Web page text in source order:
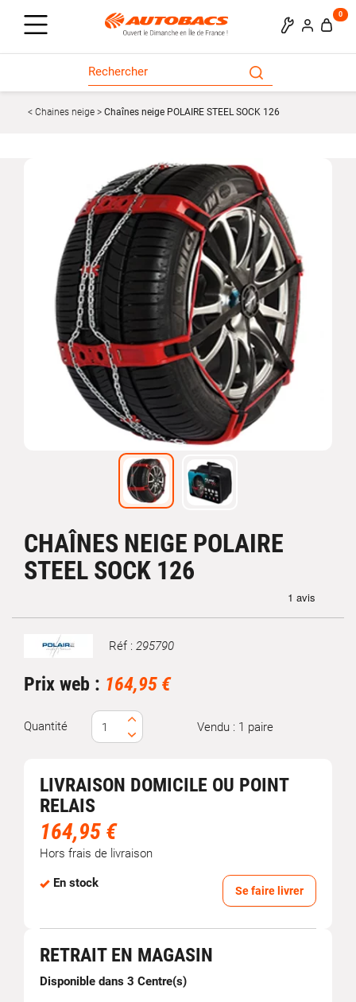
0
Chaines neige Chaînes neige POLAIRE STEEL SOCK 126
CHAÎNES NEIGE POLAIRE
STEEL SOCK 126
Marque Réf : 295790
Prix web : 164,95 €
Quantité Vendu : 1 paire
LIVRAISON DOMICILE OU POINT
RELAIS
164,95 €
Hors frais de livraison
En stock
Se faire livrer
RETRAIT EN MAGASIN
Disponible dans 3 Centre(s)